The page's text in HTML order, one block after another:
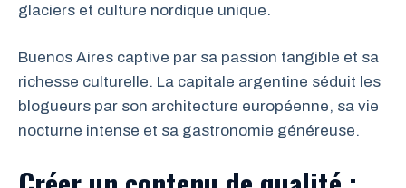
glaciers et culture nordique unique.
Buenos Aires captive par sa passion tangible et sa
richesse culturelle. La capitale argentine séduit les
blogueurs par son architecture européenne, sa vie
nocturne intense et sa gastronomie généreuse.